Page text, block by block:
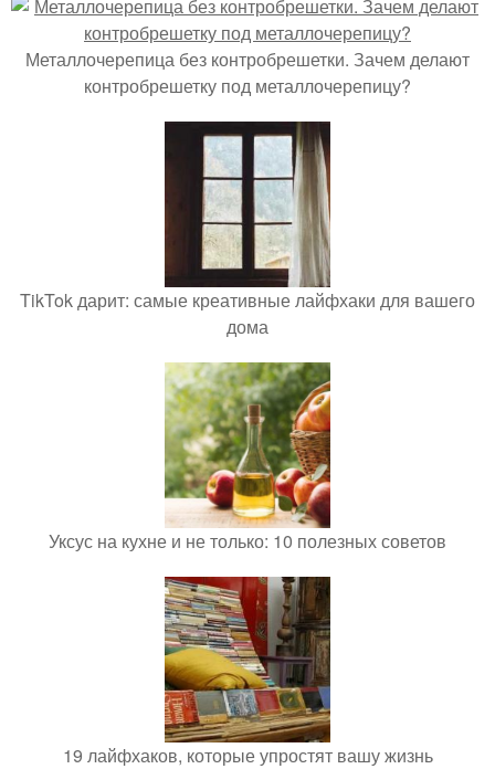
Металлочерепица без контробрешетки. Зачем делают
контробрешетку под металлочерепицу?
TikTok дарит: самые креативные лайфхаки для вашего
дома
Уксус на кухне и не только: 10 полезных советов
19 лайфхаков, которые упростят вашу жизнь